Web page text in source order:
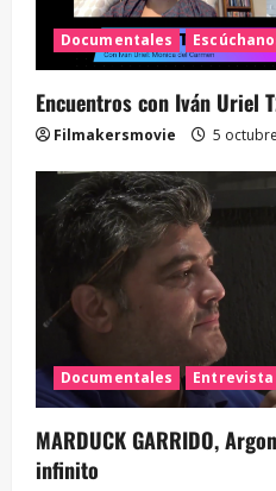
Documentales
Encuentros con Iván Uriel
Filmakersmovie 5
Documentales Entrevista
MARDUCK GARRIDO,
infinito